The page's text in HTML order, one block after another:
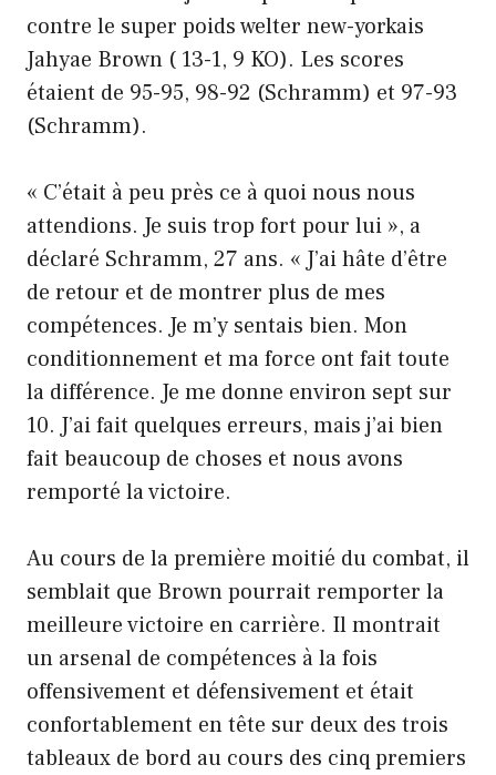
contre le super poids welter new-yorkais
Jahyae Brown ( 13-1, 9 KO). Les scores
étaient de 95-95, 98-92 (Schramm) et 97-93
(Schramm).
« C’était à peu près ce à quoi nous nous
attendions. Je suis trop fort pour lui », a
déclaré Schramm, 27 ans. « J’ai hâte d’être
de retour et de montrer plus de mes
compétences. Je m’y sentais bien. Mon
conditionnement et ma force ont fait toute
la différence. Je me donne environ sept sur
10. J’ai fait quelques erreurs, mais j’ai bien
fait beaucoup de choses et nous avons
remporté la victoire.
Au cours de la première moitié du combat, il
semblait que Brown pourrait remporter la
meilleure victoire en carrière. Il montrait
un arsenal de compétences à la fois
offensivement et défensivement et était
confortablement en tête sur deux des trois
tableaux de bord au cours des cinq premiers